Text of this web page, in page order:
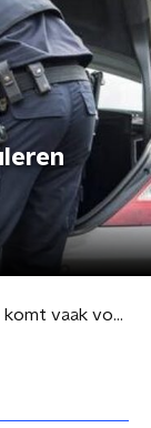
Onderzoek: etnisch profileren komt vaak voor